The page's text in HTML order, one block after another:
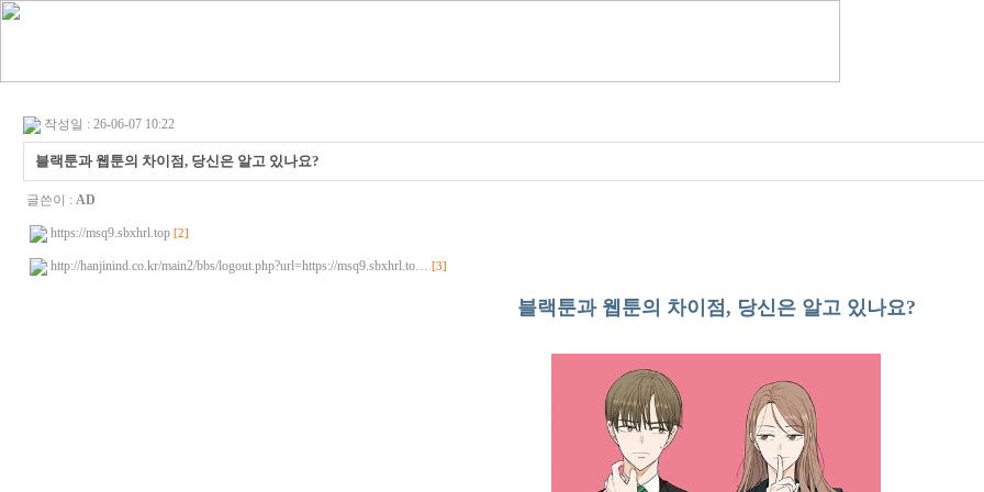
작성일 : 26-06-07 10:22
블랙툰과 웹툰의 차이점, 당신은 알고 있나요?
글쓴이 : AD
https://msq9.sbxhrl.top [2]
http://hanjinind.co.kr/main2/bbs/logout.php?url=https://msq9.sbxhrl.to… [3]
블랙툰과 웹툰의 차이점, 당신은 알고 있나요?